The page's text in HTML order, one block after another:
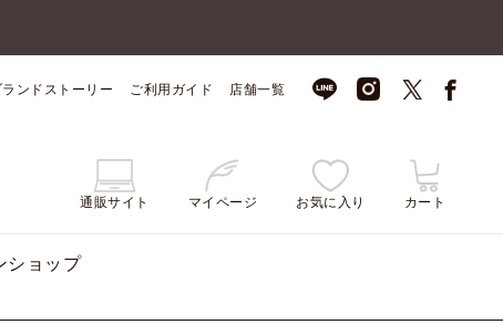
ランドストーリー ご利用ガイド 店舗一覧
通販サイト マイページ お気に入り カート
ショップ